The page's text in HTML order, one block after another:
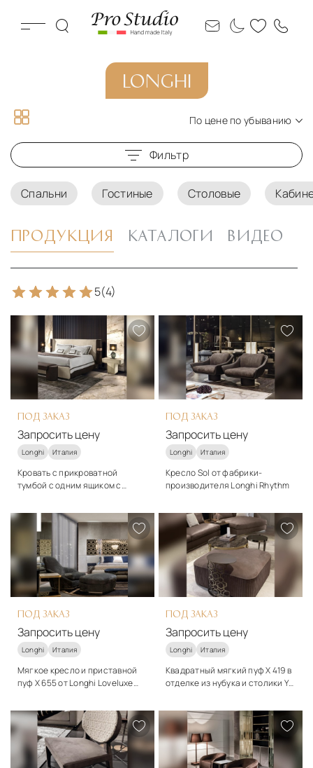
LONGHI
По цене по убыванию
По новизне
По цене по возрастанию
По цене по убыванию
Фильтр
Спальни Гостиные Столовые
ПРОДУКЦИЯ КАТАЛОГИ ВИДЕО
5(4)
ПОД ЗАКАЗ
Запросить цену
Longhi Италия
Кровать с прикроватной
тумбой с одним ящиком с
арт-деко
Подробнее
Запросить цену
ПОД ЗАКАЗ
Запросить цену
Longhi Италия
Кресло Sol от фабрики-
производителя Longhi Rhythm
арт-деко
Подробнее
Запросить цену
ПОД ЗАКАЗ
Запросить цену
Longhi Италия
Мягкое кресло и приставной
пуф X 655 от Longhi Loveluxe
нубука
арт-деко
Подробнее
Запросить цену
ПОД ЗАКАЗ
Запросить цену
Longhi Италия
Квадратный мягкий пуф X 419 в
отделке из нубука и столики Y
Felix
арт-деко
Подробнее
Запросить цену